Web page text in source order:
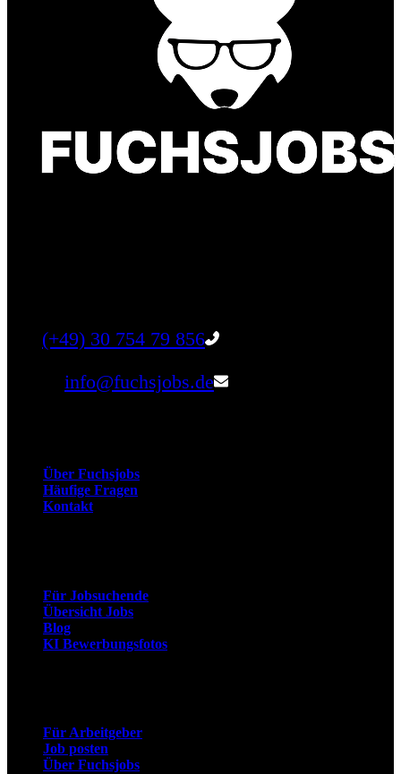
(+49) 30 754 79 856
info@fuchsjobs.de
Über Fuchsjobs
Häufige Fragen
Kontakt
Für Jobsuchende
Übersicht Jobs
Blog
KI Bewerbungsfotos
Für Arbeitgeber
Job posten
Über Fuchsjobs